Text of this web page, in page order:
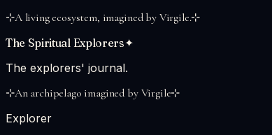
⊹A living ecosystem, imagined by Virgile.⊹
The Spiritual Explorers✦
The explorers' journal.
⊹An archipelago imagined by Virgile⊹
Explorer